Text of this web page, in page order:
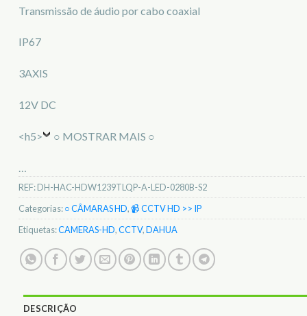
Transmissão de áudio por cabo coaxial
IP67
3AXIS
12V DC
<h5> ○ MOSTRAR MAIS ○
REF:DH-HAC-HDW1239TLQP-A-LED-0280B-S2
Categorias:○ CÂMARAS HD,📹 CCTV HD >> IP
Etiquetas:CAMERAS-HD,CCTV,DAHUA
DESCRIÇÃO